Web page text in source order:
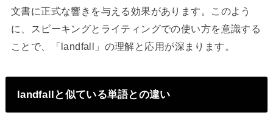
文書に正式な響きを与える効果があります。このよう
に、スピーキングとライティングでの使い方を意識する
ことで、「landfall」の理解と応用が深まります。
landfallと似ている単語との違い